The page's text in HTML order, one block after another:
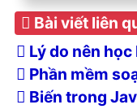
Bài viết liên
Lý do nên
Phần mềm
Biến trong